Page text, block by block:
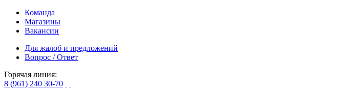
Команда
Магазины
Вакансии
Для жалоб и предложений
Вопрос / Ответ
Горячая линия:
8 (961) 240 30-70